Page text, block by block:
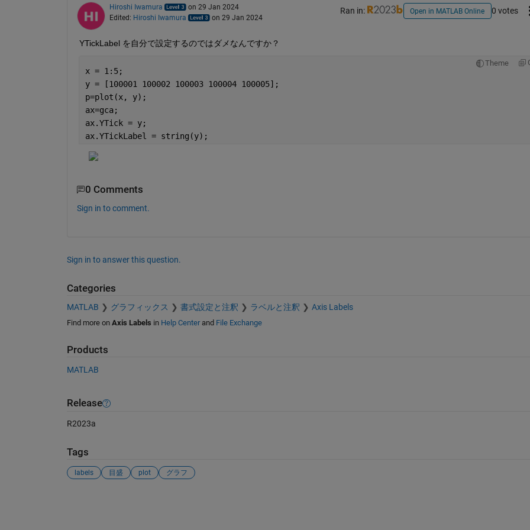
Hiroshi Iwamura
on 29 Jan 2024
Edited: Hiroshi Iwamura on 29 Jan 2024
Ran in: Open in MATLAB Online 0 votes
YTickLabel を自分で設定するのではダメなんですか？
Theme
x = 1:5;
y = [100001 100002 100003 100004 100005];
p=plot(x, y);
ax=gca;
ax.YTick = y;
ax.YTickLabel = string(y);
0 Comments
Sign in to comment.
Sign in to answer this question.
Categories
MATLAB グラフィックス 書式設定と注釈 ラベルと注釈 Axis Labels
Find more on Axis Labels in Help Centerand File Exchange
Products
MATLAB
Release
R2023a
Tags
labels 目盛 plot グラフ